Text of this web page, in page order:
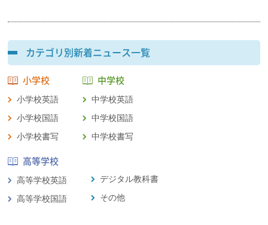
カテゴリ別新着ニュース一覧
小学校
小学校英語
小学校国語
小学校書写
中学校
中学校英語
中学校国語
中学校書写
高等学校
高等学校英語
高等学校国語
デジタル教科書
その他